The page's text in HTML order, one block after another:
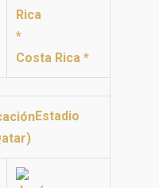
Costa Rica *
Estadio